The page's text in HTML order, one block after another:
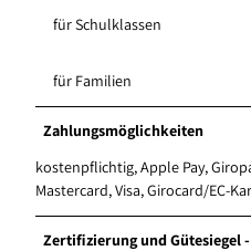
für Schulklassen
für Familien
Zahlungsmöglichkeiten
kostenpflichtig, Apple Pay,
Mastercard, Visa, Girocard/EC-
Zertifizierung und Gütesiegel